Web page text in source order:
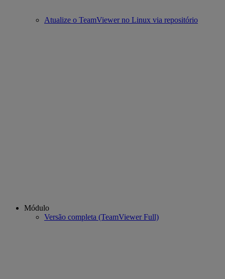
Atualize o TeamViewer no Linux via repositório
Módulo
Versão completa (TeamViewer Full)